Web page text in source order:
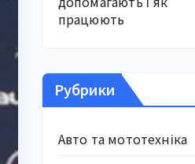
працюють
Рубрики
Авто та мототехніка